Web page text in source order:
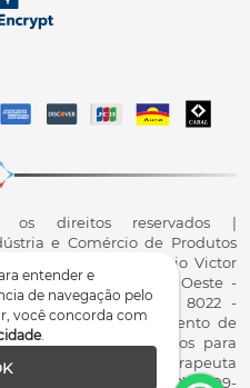
entender e
de navegação pelo
você concorda com
.
os direitos reservados |
e Comércio de Produtos
0001-78 | R. Antônio Victor
II, Santa Tereza do Oeste -
conosco: 0800 200 8022 -
de Funcionamento de
Fabricação de Produtos para
- Fisioterapeuta
Zani - Crefito8(PR): 8409-